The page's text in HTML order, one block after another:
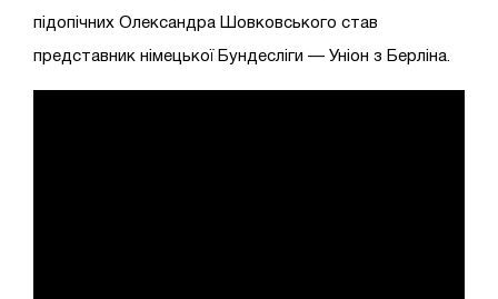
підопічних Олександра Шовковського став
представник німецької Бундесліги — Уніон з Берліна.